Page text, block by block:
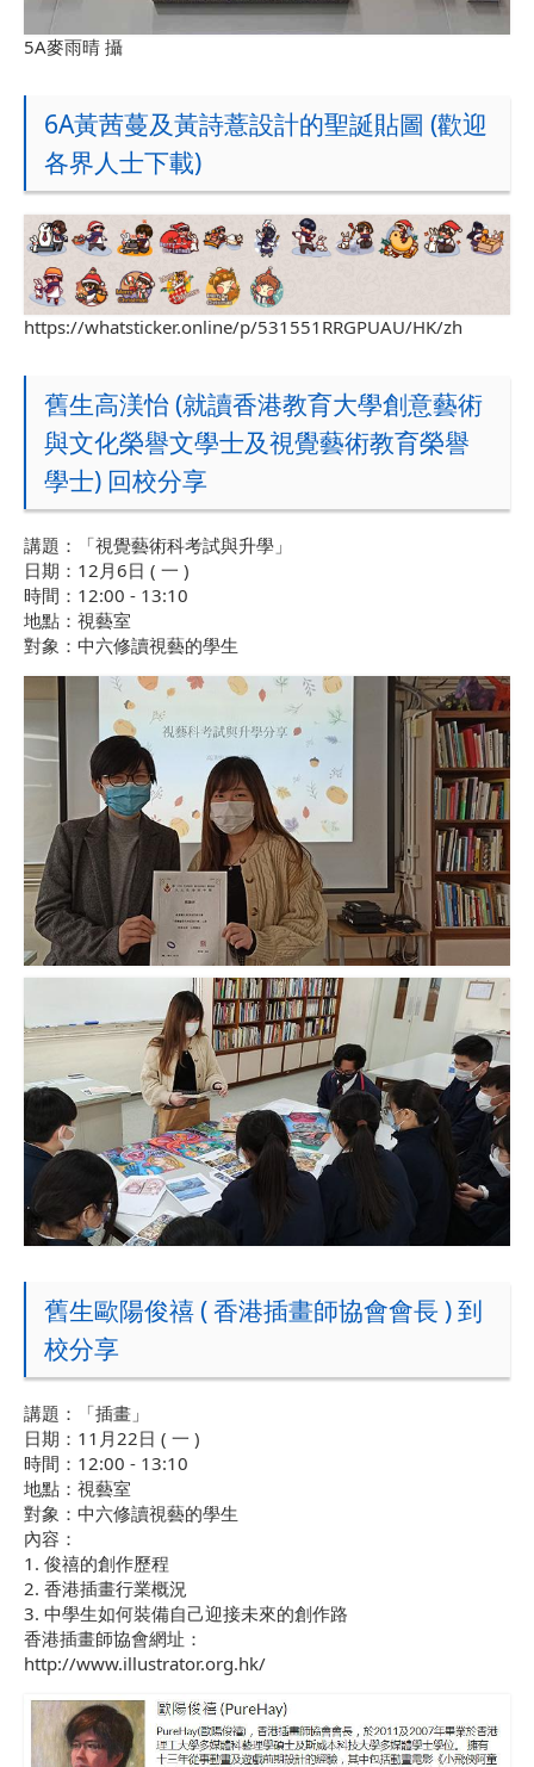
5A麥雨晴 攝
6A黃茜蔓及黃詩薏設計的聖誕貼圖 (歡迎
各界人士下載)
https://whatsticker.online/p/531551RRGPUAU/HK/zh
舊生高渼怡 (就讀香港教育大學創意藝術
與文化榮譽文學士及視覺藝術教育榮譽
學士) 回校分享
講題：「視覺藝術科考試與升學」
日期：12月6日 ( 一 )
時間：12:00 - 13:10
地點：視藝室
對象：中六修讀視藝的學生
舊生歐陽俊禧 ( 香港插畫師協會會長 ) 到
校分享
講題：「插畫」
日期：11月22日 ( 一 )
時間：12:00 - 13:10
地點：視藝室
對象：中六修讀視藝的學生
內容：
1. 俊禧的創作歷程
2. 香港插畫行業概況
3. 中學生如何裝備自己迎接未來的創作路
香港插畫師協會網址：
http://www.illustrator.org.hk/